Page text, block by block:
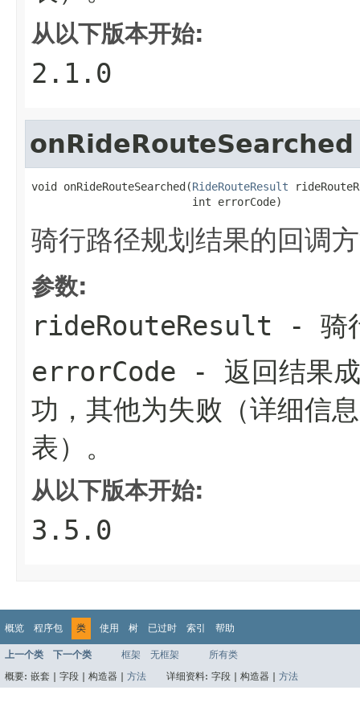
从以下版本开始:
2.1.0
onRideRouteSearched
void onRideRouteSearched(RideRouteResult
                         int errorCode)
骑行路径规划结果的回调
参数:
rideRouteResult - 骑
errorCode - 返回结果
功，其他为失败（详细信
表）。
从以下版本开始:
3.5.0
概览 程序包 类 使用 树 已过时 索引 帮助
上一个类 下一个类 框架 无框架
所有类
概要: 嵌套 | 字段 | 构造器 | 方法 详细资料: 字段 | 构造器 | 方法